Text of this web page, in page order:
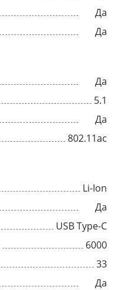
Да
Да
Да
5.1
Да
802.11ac
Li-Ion
Да
USB Type-C
6000
33
Да